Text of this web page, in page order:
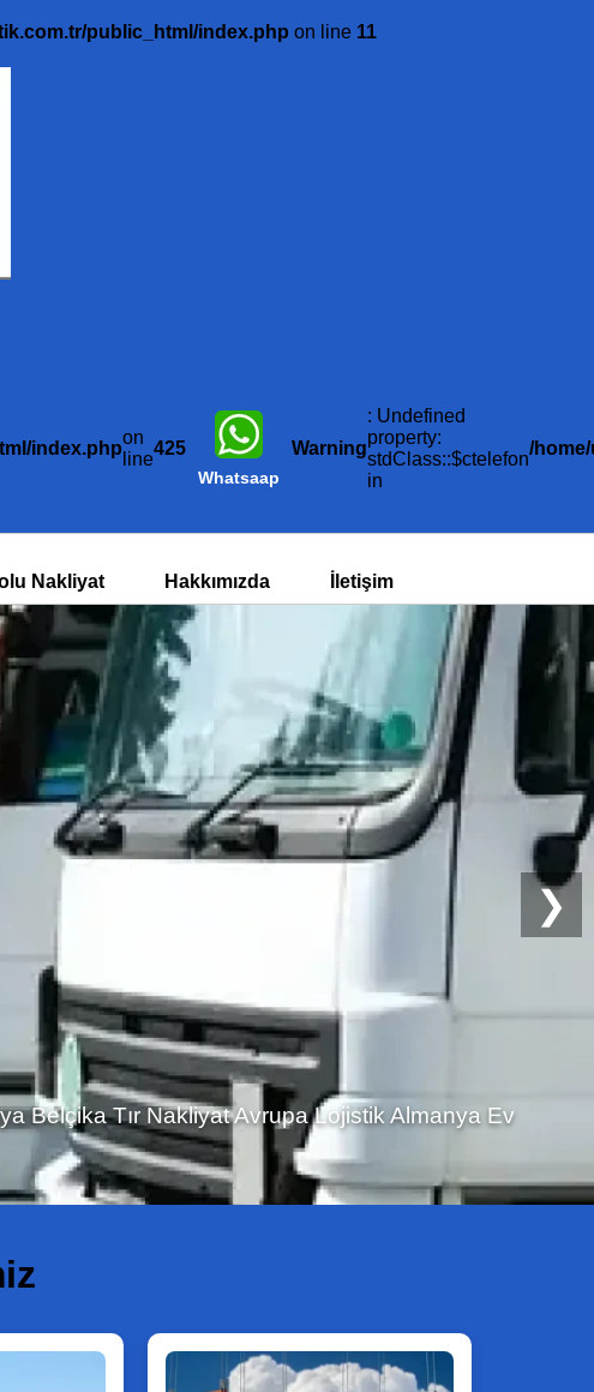
public_html/index.php on line 11
index.php
on
line
425
Whatsaap
Warning
: Undefined
property:
stdClass::$ctelefon
in
/
Nakliyat Hakkımızda İletişim
Avusturya Suudi Arabistan Yurtdışı Uçak Kargo
❯